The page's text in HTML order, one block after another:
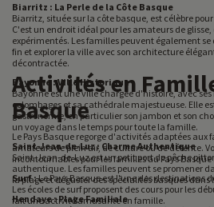
Biarritz : La Perle de la Côte Basque
Biarritz, située sur la côte basque, est célèbre
C'est un endroit idéal pour les amateurs de
expérimentés. Les familles peuvent également se
fin et explorer la ville avec son architecture
décontractée.
Bayonne : Ville Historique
Bayonne est une ville chargée d'histoire, avec ses
colombages et sa cathédrale majestueuse. Elle
gastronomie, en particulier son jambon et son
un voyage dans le temps pour toute la famille.
Saint-Jean-de-Luz : Charme Authentique
Saint-Jean-de-Luz est un petit port de pêche
authentique. Les familles peuvent se promener
la plage et déguster des spécialités basques
Hendaye : Plage Familiale
Activités en
Basque
Le Pays Basque regorge d'activités adaptées aux
amateurs de plein air, de culture ou de détente.
incontournables pour les familles au Pays Basque :
Surf :Le Pays Basque est l'une des destinations
Les écoles de surf proposent des cours pour les
fait une activité amusante en famille.